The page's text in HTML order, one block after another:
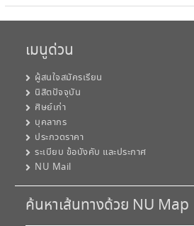
เมนูด่วน
ผู้สนใจสมัครเรียน
นิสิตปัจจุบัน
ศิษย์เก่า
บุคลากร
ประกวดราคา
ระเบียบ ข้อบังคับ และประกาศ
NU Mail
ค้นหาเส้นทางด้วย NU Map